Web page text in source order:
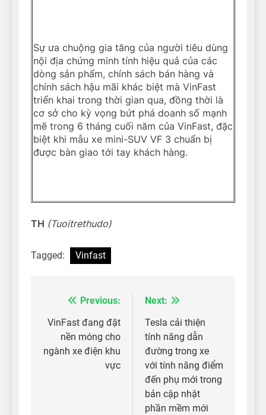
Sự ưa chuộng gia tăng của người tiêu dùng
nội địa chứng minh tính hiệu quả của các
dòng sản phẩm, chính sách bán hàng và
chính sách hậu mãi khác biệt mà VinFast
triển khai trong thời gian qua, đồng thời là
cơ sở cho kỳ vọng bứt phá doanh số mạnh
mẽ trong 6 tháng cuối năm của VinFast, đặc
biệt khi mẫu xe mini-SUV VF 3 chuẩn bị
được bàn giao tới tay khách hàng.
TH (Tuoitrethudo)
Tagged: Vinfast
Điều
hướng
bài
Previous:
VinFast đang đặt
nền móng cho
ngành xe điện khu
vực
Next:
Tesla cải thiện
tính năng dẫn
đường trong xe
với tính năng điểm
đến phụ mới trong
bản cập nhật
phần mềm mới